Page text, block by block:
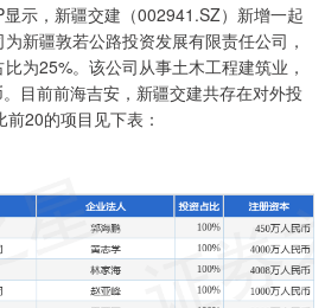
示，新疆交建（002941.SZ）新增一起
新疆敦若公路投资发展有限责任公司，
为25%。该公司从事土木工程建筑业，
目前前海吉安，新疆交建共存在对外投
20的项目见下表：